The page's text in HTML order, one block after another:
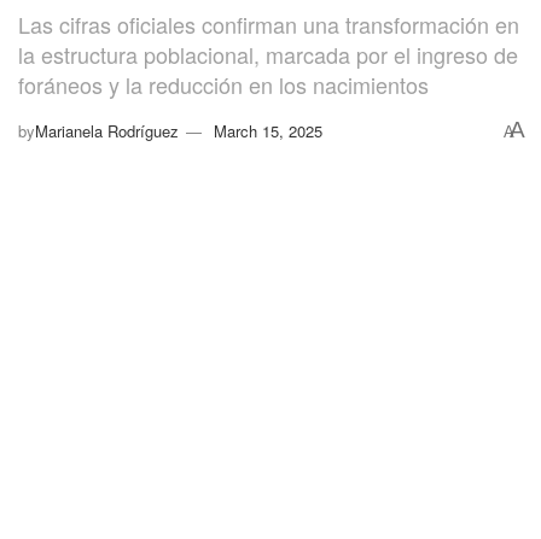
Las cifras oficiales confirman una transformación en
la estructura poblacional, marcada por el ingreso de
foráneos y la reducción en los nacimientos
byMarianela Rodríguez March 15, 2025 AA